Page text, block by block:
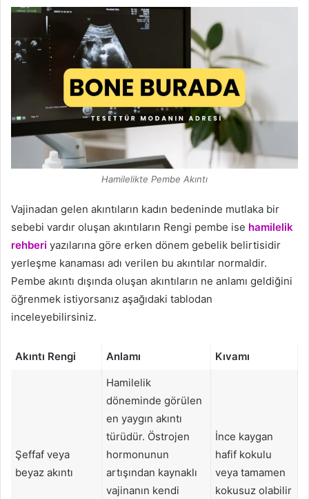
Hamilelikte Pembe Akıntı
Vajinadan gelen akıntıların kadın bedeninde mutlaka bir
sebebi vardır oluşan akıntıların Rengi pembe ise hamilelik
rehberi yazılarına göre erken dönem gebelik belirtisidir
yerleşme kanaması adı verilen bu akıntılar normaldir.
Pembe akıntı dışında oluşan akıntıların ne anlamı geldiğini
öğrenmek istiyorsanız aşağıdaki tablodan
inceleyebilirsiniz.
Akıntı Rengi Anlamı Kıvamı
Şeffaf veya
beyaz akıntı
Hamilelik
döneminde görülen
en yaygın akıntı
türüdür. Östrojen
hormonunun
artışından kaynaklı
vajinanın kendi
İnce kaygan
hafif kokulu
veya tamamen
kokusuz olabilir